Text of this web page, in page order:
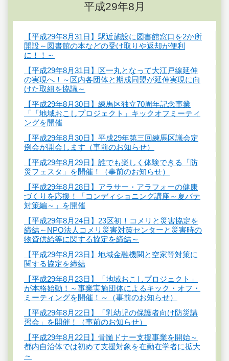
平成29年8月
【平成29年8月31日】駅近施設に図書館窓口を2か所
開設～図書館の本などの受け取りや返却が便利
に！！～
【平成29年8月31日】区一丸となって大江戸線延伸
の実現へ！～区内各団体と期成同盟が延伸実現に向
けた取組を協議～
【平成29年8月30日】練馬区独立70周年記念事業
「「地域おこしプロジェクト」キックオフミーティ
ングを開催
【平成29年8月30日】平成29年第三回練馬区議会定
例会が開会します（事前のお知らせ）
【平成29年8月29日】誰でも楽しく体験できる「防
災フェスタ」を開催！（事前のお知らせ）
【平成29年8月28日】アラサー・アラフォーの健康
づくりを応援！「コンディショニング講座～夏バテ
対策編～」を開催
【平成29年8月24日】23区初！コメリと災害協定を
締結～NPO法人コメリ災害対策センターと災害時の
物資供給等に関する協定を締結～
【平成29年8月23日】地域金融機関と空家等対策に
関する協定を締結
【平成29年8月23日】「地域おこしプロジェクト」
が本格始動！～事業実施団体によるキック・オフ・
ミーティングを開催！～（事前のお知らせ）
【平成29年8月22日】「乳幼児の保護者向け防災講
習会」を開催！（事前のお知らせ）
【平成29年8月22日】骨髄ドナー支援事業を開始～
都内自治体では初めて支援対象を在勤在学者に拡大
～